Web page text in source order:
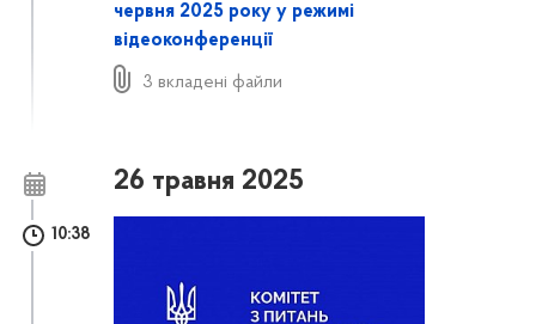
червня 2025 року у режимі
відеоконференції
3 вкладені файли
26 травня 2025
10:38